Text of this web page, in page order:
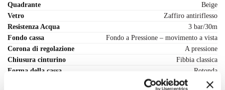
Quadrante
Beige
Vetro
Zaffiro antiriflesso
Resistenza Acqua
3 bar/30m
Fondo cassa
Fondo a Pressione – movimento a vista
Corona di regolazione
A pressione
Chiusura cinturino
Fibbia classica
Forma della cassa
Rotonda
40